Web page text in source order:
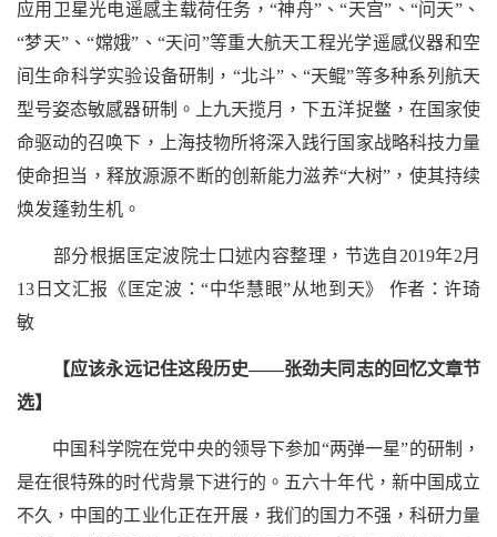
应用卫星光电遥感主载荷任务， “神舟”、“天宫” 、 “问天”、
“梦天”、“嫦娥” 、 “天问 ”等重大航天工程光学遥感仪器和空
间生命科学实验设备研制， “北斗” 、 “天鲲”等多种系列航天
型号姿态敏感器研制。上九天揽月，下五洋捉鳖，在国家使
命驱动的召唤下，上海技物所将深入践行国家战略科技力量
使命担当，释放源源不断的创新能力滋养“大树” ，使其持续
焕发蓬勃生机。
部分根据匡定波院士口述内容整理，节选自 2019年2月
13 日文汇报《匡定波：“中华慧眼”从地到天》 作者：许琦
敏
【应该永远记住这段历史——张劲夫同志的回忆文章节
选】
中国科学院在党中央的领导下参加“两弹一星”的研制，
是在很特殊的时代背景下进行的。五六十年代，新中国成立
不久，中国的工业化正在开展，我们的国力不强，科研力量